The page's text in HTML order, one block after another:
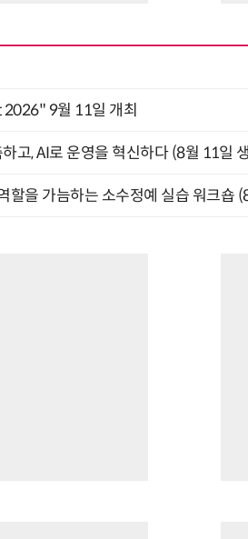
9월 11일 개최
고, AI로 운영을 혁신하다 (8월 11일
할을 가늠하는 소수정예 실습 워크숍